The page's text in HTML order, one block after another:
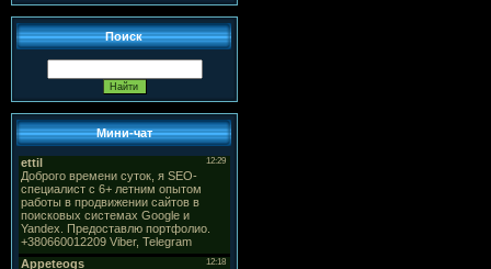
Поиск
Мини-чат